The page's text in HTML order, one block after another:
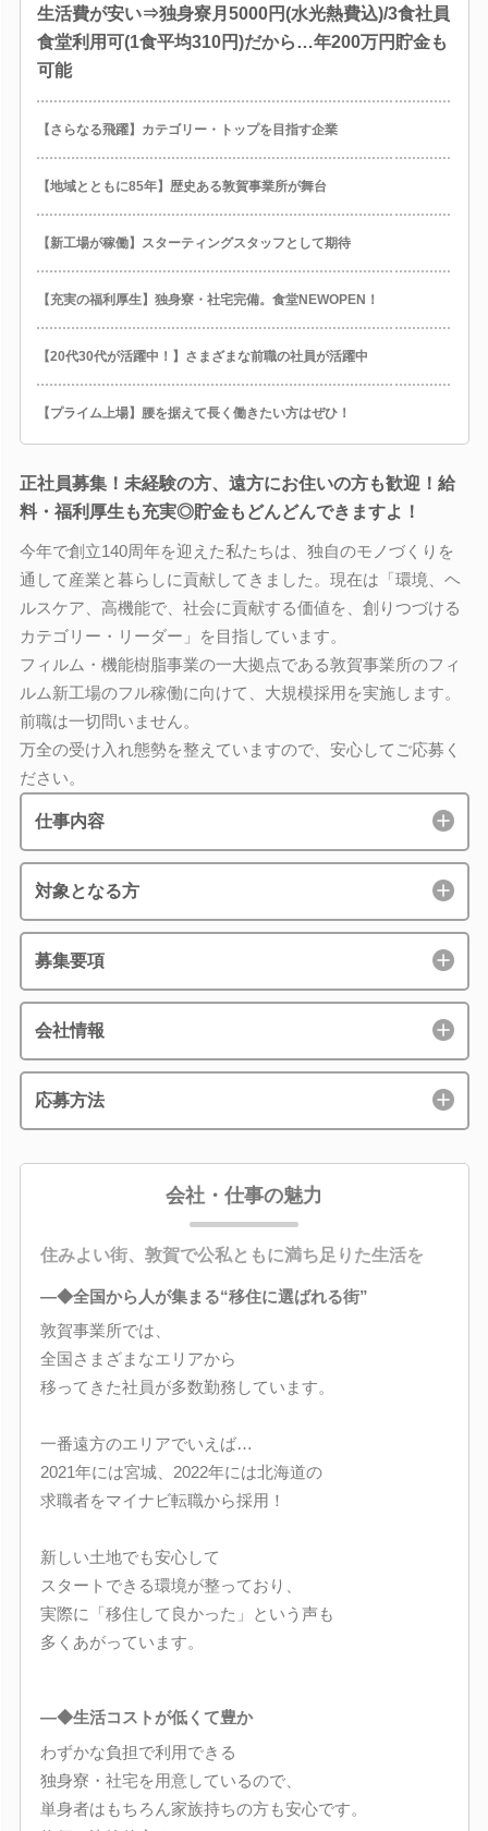
生活費が安い⇒独身寮月5000円(水光熱費込)/3食社員
食堂利用可(1食平均310円)だから…年200万円貯金も
可能
【さらなる飛躍】カテゴリー・トップを目指す企業
【地域とともに85年】歴史ある敦賀事業所が舞台
【新工場が稼働】スターティングスタッフとして期待
【充実の福利厚生】独身寮・社宅完備。食堂NEWOPEN！
【20代30代が活躍中！】さまざまな前職の社員が活躍中
【プライム上場】腰を据えて長く働きたい方はぜひ！
正社員募集！未経験の方、遠方にお住いの方も歓迎！給
料・福利厚生も充実◎貯金もどんどんできますよ！
今年で創立140周年を迎えた私たちは、独自のモノづくりを
通して産業と暮らしに貢献してきました。現在は「環境、ヘ
ルスケア、高機能で、社会に貢献する価値を、創りつづける
カテゴリー・リーダー」を目指しています。
フィルム・機能樹脂事業の一大拠点である敦賀事業所のフィ
ルム新工場のフル稼働に向けて、大規模採用を実施します。
前職は一切問いません。
万全の受け入れ態勢を整えていますので、安心してご応募く
ださい。
仕事内容
対象となる方
募集要項
会社情報
応募方法
会社・仕事の魅力
住みよい街、敦賀で公私ともに満ち足りた生活を
―◆全国から人が集まる“移住に選ばれる街”
敦賀事業所では、
全国さまざまなエリアから
移ってきた社員が多数勤務しています。
一番遠方のエリアでいえば…
2021年には宮城、2022年には北海道の
求職者をマイナビ転職から採用！
新しい土地でも安心して
スタートできる環境が整っており、
実際に「移住して良かった」という声も
多くあがっています。
―◆生活コストが低くて豊か
わずかな負担で利用できる
独身寮・社宅を用意しているので、
単身者はもちろん家族持ちの方も安心です。